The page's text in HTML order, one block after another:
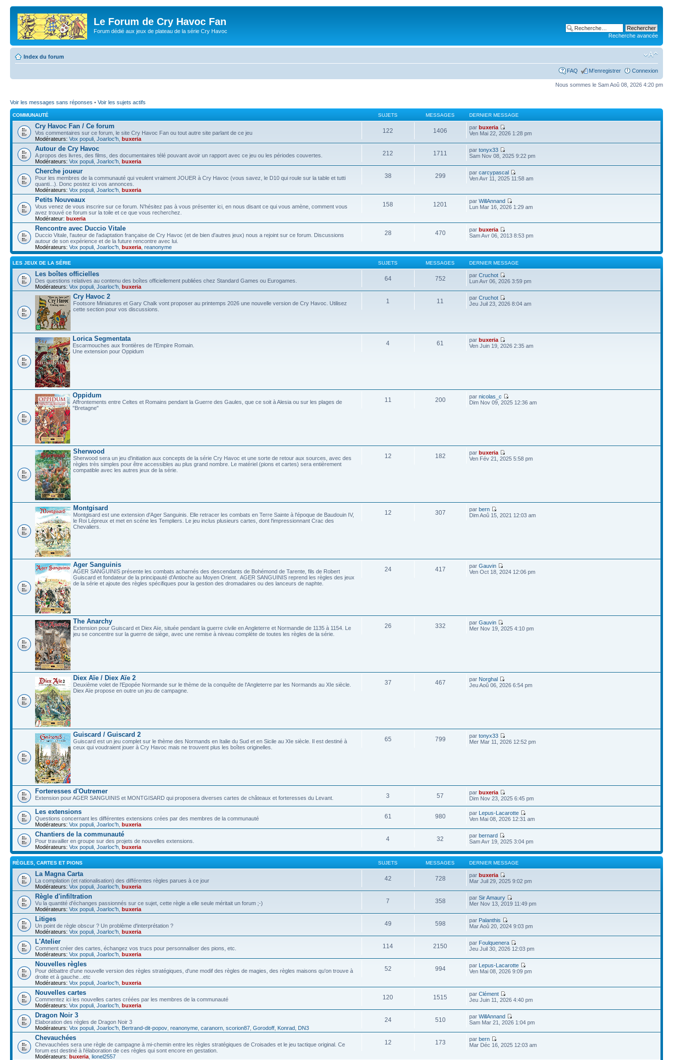
Le Forum de Cry Havoc Fan
Forum dédié aux jeux de plateau de la série Cry Havoc
Recherche avancée
Index du forum
FAQ M’enregistrer Connexion
Nous sommes le Sam Aoû 08, 2026 4:20 pm
Voir les messages sans réponses • Voir les sujets actifs
COMMUNAUTÉ SUJETS MESSAGES DERNIER MESSAGE
Cry Havoc Fan / Ce forum
Vos commentaires sur ce forum, le site Cry Havoc Fan ou tout autre site parlant de ce jeu
Modérateurs: Vox populi Joarloc'h buxeria
122 1406 parbuxeria
Ven Mai 22, 2026 1:28 pm
Autour de Cry Havoc
A propos des livres, des films, des documentaires télé pouvant avoir un rapport avec ce jeu ou les périodes couvertes.
Modérateurs: Vox populi Joarloc'h buxeria
212 1711 partonyx33
Sam Nov 08, 2025 9:22 pm
Cherche joueur
Pour les membres de la communauté qui veulent vraiment JOUER à Cry Havoc (vous savez, le D10 qui roule sur la table et tutti
quanti...). Donc postez ici vos annonces.
Modérateurs: Vox populi Joarloc'h buxeria
38 299 parcarcypascal
Ven Avr 11, 2025 11:58 am
Petits Nouveaux
Vous venez de vous inscrire sur ce forum. N'hésitez pas à vous présenter ici, en nous disant ce qui vous amène, comment vous
avez trouvé ce forum sur la toile et ce que vous recherchez.
Modérateur: buxeria
158 1201 parWillAnnand
Lun Mar 16, 2026 1:29 am
Rencontre avec Duccio Vitale
Duccio Vitale, l'auteur de l'adaptation française de Cry Havoc (et de bien d'autres jeux) nous a rejoint sur ce forum. Discussions
autour de son expérience et de la future rencontre avec lui.
Modérateurs: Vox populi Joarloc'h buxeria reanonyme
28 470 parbuxeria
Sam Avr 06, 2013 8:53 pm
LES JEUX DE LA SÉRIE SUJETS MESSAGES DERNIER MESSAGE
Les boîtes officielles
Des questions relatives au contenu des boîtes officiellement publiées chez Standard Games ou Eurogames.
Modérateurs: Vox populi Joarloc'h buxeria
64 752 parCruchot
Lun Avr 06, 2026 3:59 pm
Cry Havoc 2
Footsore Miniatures et Gary Chalk vont proposer au printemps 2026 une nouvelle version de Cry Havoc. Utilisez
cette section pour vos discussions.
1 11 parCruchot
Jeu Juil 23, 2026 8:04 am
Lorica Segmentata
Escarmouches aux frontières de l'Empire Romain.
Une extension pour Oppidum
4 61 parbuxeria
Ven Juin 19, 2026 2:35 am
Oppidum
Affrontements entre Celtes et Romains pendant la Guerre des Gaules, que ce soit à Alesia ou sur les plages de
"Bretagne"
11 200 parnicolas_c
Dim Nov 09, 2025 12:36 am
Sherwood
Sherwood sera un jeu d'initiation aux concepts de la série Cry Havoc et une sorte de retour aux sources, avec des
règles très simples pour être accessibles au plus grand nombre. Le matériel (pions et cartes) sera entièrement
compatible avec les autres jeux de la série.
12 182 parbuxeria
Ven Fév 21, 2025 5:58 pm
Montgisard
Montgisard est une extension d'Ager Sanguinis. Elle retracer les combats en Terre Sainte à l'époque de Baudouin IV,
le Roi Lépreux et met en scéne les Templiers. Le jeu inclus plusieurs cartes, dont l'impressionnant Crac des
Chevaliers.
12 307 parbern
Dim Aoû 15, 2021 12:03 am
Ager Sanguinis
AGER SANGUINIS présente les combats acharnés des descendants de Bohémond de Tarente, fils de Robert
Guiscard et fondateur de la principauté d'Antioche au Moyen Orient. AGER SANGUINIS reprend les règles des jeux
de la série et ajoute des règles spécifiques pour la gestion des dromadaires ou des lanceurs de naphte.
24 417 parGauvin
Ven Oct 18, 2024 12:06 pm
The Anarchy
Extension pour Guiscard et Diex Aïe, située pendant la guerre civile en Angleterre et Normandie de 1135 à 1154. Le
jeu se concentre sur la guerre de siège, avec une remise à niveau complète de toutes les règles de la série.
26 332 parGauvin
Mer Nov 19, 2025 4:10 pm
Diex Aïe / Diex Aïe 2
Deuxième volet de l'Epopée Normande sur le thème de la conquête de l'Angleterre par les Normands au XIe siècle.
Diex Aïe propose en outre un jeu de campagne.
37 467 par Norghal
Jeu Aoû 06, 2026 6:54 pm
Guiscard / Guiscard 2
Guiscard est un jeu complet sur le thème des Normands en Italie du Sud et en Sicile au XIe siècle. Il est destiné à
ceux qui voudraient jouer à Cry Havoc mais ne trouvent plus les boîtes originelles.
65 799 partonyx33
Mer Mar 11, 2026 12:52 pm
Forteresses d'Outremer
Extension pour AGER SANGUINIS et MONTGISARD qui proposera diverses cartes de châteaux et forteresses du Levant. 3 57 parbuxeria
Dim Nov 23, 2025 6:45 pm
Les extensions
Questions concernant les différentes extensions crées par des membres de la communauté
Modérateurs: Vox populi Joarloc'h buxeria
61 980 par Lepus-Lacarotte
Ven Mai 08, 2026 12:31 am
Chantiers de la communauté
Pour travailler en groupe sur des projets de nouvelles extensions.
Modérateurs: Vox populi Joarloc'h buxeria
4 32 parbernard
Sam Avr 19, 2025 3:04 pm
RÈGLES, CARTES ET PIONS SUJETS MESSAGES DERNIER MESSAGE
La Magna Carta
La compilation (et rationalisation) des différentes règles parues à ce jour
Modérateurs: Vox populi Joarloc'h buxeria
42 728 parbuxeria
Mar Juil 29, 2025 9:02 pm
Règle d'infiltration
Vu la quantité d'échanges passionnés sur ce sujet, cette règle a elle seule méritait un forum ;-)
Modérateurs: Vox populi Joarloc'h buxeria
7 358 parSir Amaury
Mer Nov 13, 2019 11:49 pm
Litiges
Un point de règle obscur ? Un problème d'interprétation ?
Modérateurs: Vox populi Joarloc'h buxeria
49 598 par Palanthis
Mar Aoû 20, 2024 9:03 pm
L'Atelier
Comment créer des cartes, échangez vos trucs pour personnaliser des pions, etc.
Modérateurs: Vox populi Joarloc'h buxeria
114 2150 par Foulquenera
Jeu Juil 30, 2026 12:03 pm
Nouvelles règles
Pour débattre d'une nouvelle version des règles stratégiques, d'une modif des règles de magies, des règles maisons qu'on trouve à
droite et à gauche...etc
Modérateurs: Vox populi Joarloc'h buxeria
52 994 par Lepus-Lacarotte
Ven Mai 08, 2026 9:09 pm
Nouvelles cartes
Commentez ici les nouvelles cartes créées par les membres de la communauté
Modérateurs: Vox populi Joarloc'h buxeria
120 1515 parClément
Jeu Juin 11, 2026 4:40 pm
Dragon Noir 3
Elaboration des règles de Dragon Noir 3
Modérateurs: Vox populi Joarloc'h Bertrand-dit-popov reanonyme caranorn scorion87 Gorodoff Konrad DN3
24 510 parWillAnnand
Sam Mar 21, 2026 1:04 pm
Chevauchées
Chevauchées sera une règle de campagne à mi-chemin entre les règles stratégiques de Croisades et le jeu tactique original. Ce
forum est destiné à l'élaboration de ces règles qui sont encore en gestation.
Modérateurs: buxeria lionel2557
12 173 parbern
Mar Déc 16, 2025 12:03 am